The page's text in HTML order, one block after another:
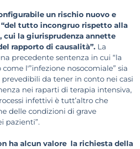
un rischio nuovo e
tutto incongruo rispetto alla
la giurisprudenza annette
rapporto di causalità”. La
precedente sentenza in cui “la
l'”infezione nosocomiale” sia
da tener in conto nei casi
nei raparti di terapia intensiva,
infettivi è tutt’altro che
delle condizioni di grave
pazienti”.
ha alcun valore la richiesta della